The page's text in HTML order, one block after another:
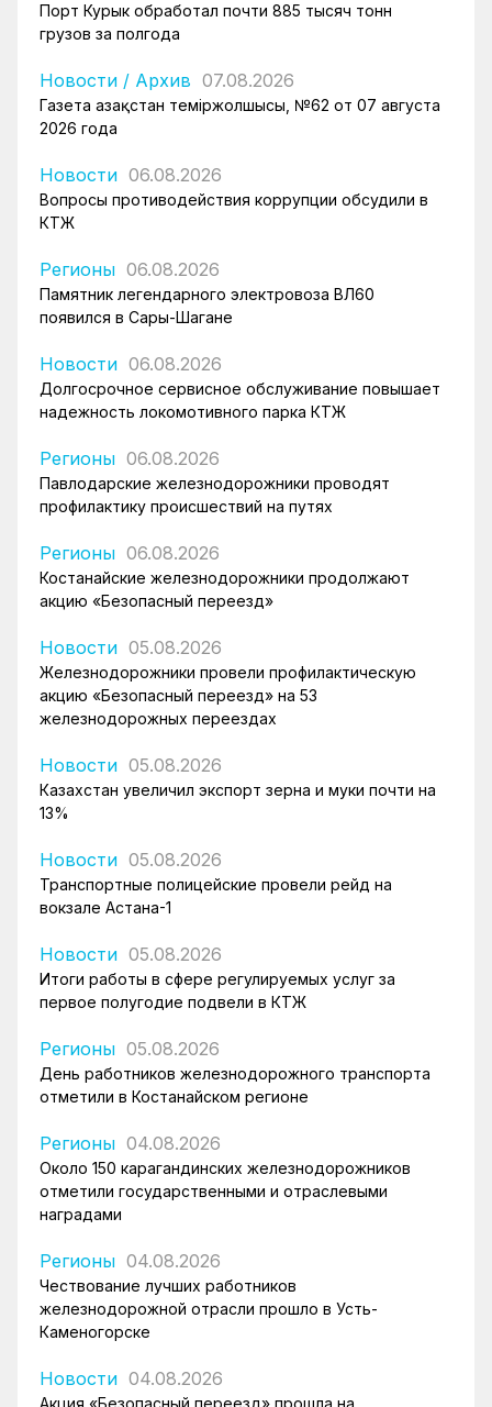
Порт Курык обработал почти 885 тысяч тонн
грузов за полгода
Новости / Архив 07.08.2026
Газета Қазақстан теміржолшысы, №62 от 07 августа
2026 года
Новости 06.08.2026
Вопросы противодействия коррупции обсудили в
КТЖ
Регионы 06.08.2026
Памятник легендарного электровоза ВЛ60
появился в Сары-Шагане
Новости 06.08.2026
Долгосрочное сервисное обслуживание повышает
надежность локомотивного парка КТЖ
Регионы 06.08.2026
Павлодарские железнодорожники проводят
профилактику происшествий на путях
Регионы 06.08.2026
Костанайские железнодорожники продолжают
акцию «Безопасный переезд»
Новости 05.08.2026
Железнодорожники провели профилактическую
акцию «Безопасный переезд» на 53
железнодорожных переездах
Новости 05.08.2026
Казахстан увеличил экспорт зерна и муки почти на
13%
Новости 05.08.2026
Транспортные полицейские провели рейд на
вокзале Астана-1
Новости 05.08.2026
Итоги работы в сфере регулируемых услуг за
первое полугодие подвели в КТЖ
Регионы 05.08.2026
День работников железнодорожного транспорта
отметили в Костанайском регионе
Регионы 04.08.2026
Около 150 карагандинских железнодорожников
отметили государственными и отраслевыми
наградами
Регионы 04.08.2026
Чествование лучших работников
железнодорожной отрасли прошло в Усть-
Каменогорске
Новости 04.08.2026